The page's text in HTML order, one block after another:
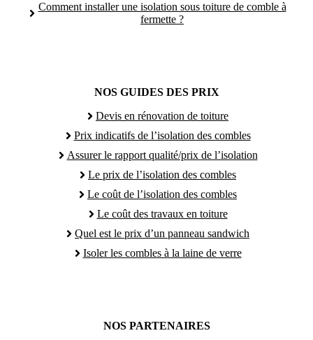
Comment installer une isolation sous toiture de comble à
fermette ?
NOS GUIDES DES PRIX
Devis en rénovation de toiture
Prix indicatifs de l’isolation des combles
Assurer le rapport qualité/prix de l’isolation
Le prix de l’isolation des combles
Le coût de l’isolation des combles
Le coût des travaux en toiture
Quel est le prix d’un panneau sandwich
Isoler les combles à la laine de verre
NOS PARTENAIRES